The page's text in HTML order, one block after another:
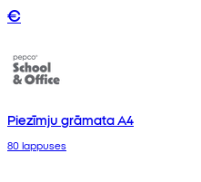
€
Piezīmju grāmata A4
80 lappuses